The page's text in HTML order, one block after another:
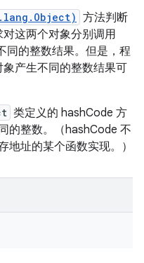
方法判断
这两个对象分别调用
的整数结果。 但是，程
产生不同的整数结果可
类定义的 hashCode 方
的整数。（hashCode 不
址的某个函数实现。）